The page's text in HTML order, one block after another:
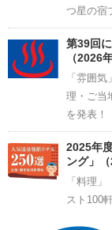
つ星の宿
第39回
（2026
「雰囲
理・ご当
を発表！
2025年
ング」
「料理
スト100